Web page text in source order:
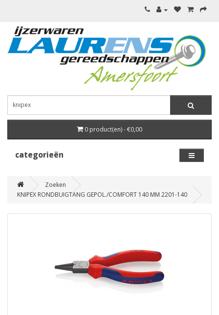
0 product(en) - €0,00
categorieën
Zoeken
KNIPEX RONDBUIGTANG GEPOL./COMFORT 140 MM 2201-140